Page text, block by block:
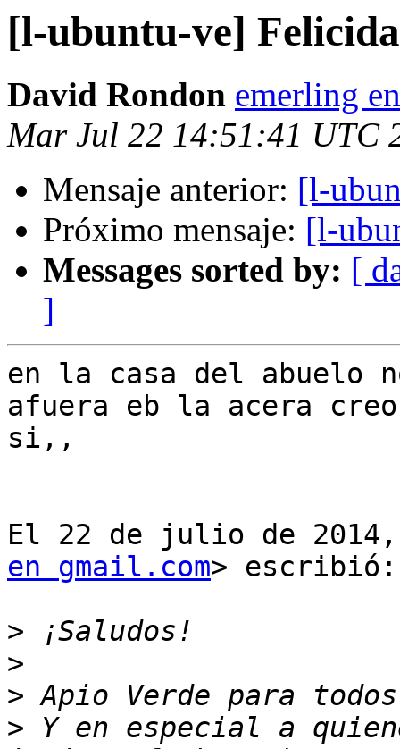
[l-ubuntu-ve]
David Rondon emerling
Mar Jul 22 14:51:41 UTC
Mensaje anterior: [l-
Próximo mensaje: [l-
Messages sorted by: [
]
en la casa del abuelo
afuera eb la acera creo
si,,
El 22 de julio de 2014,
en gmail.com> escribió:
>
>
>
> Y en especial a